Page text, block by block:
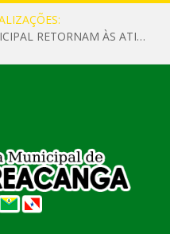
SERVIDORES DA CÂMARA MUNICIPAL RETORNAM ÀS ATIVIDADES APÓS O RECESSO PARLAMENTAR